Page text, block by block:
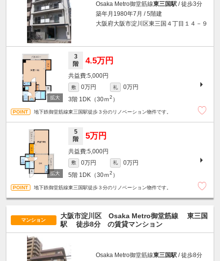
Osaka Metro御堂筋線東三国駅 / 徒歩3分
築年月1980年7月 / 5階建
大阪府大阪市淀川区東三国４丁目１４－９
3
階
4.5万円
5,000円
敷 0万円 礼
0万円
3階 1DK（30ｍ2 ）
地下鉄御堂筋線東三国駅徒歩３分のリノベーション物件です。
5
階
5万円
5,000円
敷 0万円 礼
0万円
5階 1DK（30ｍ2 ）
地下鉄御堂筋線東三国駅徒歩３分のリノベーション物件です。
マンション
大阪市淀川区 Osaka Metro御堂筋線
東三国
駅
徒歩8分 の賃貸マンション
Osaka Metro御堂筋線東三国駅 / 徒歩8分